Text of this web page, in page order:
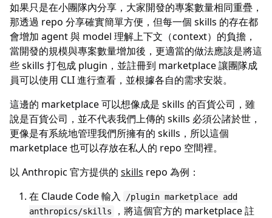
如果只是在小團隊內分享，大家開發的專案數量相同重疊，
那透過 repo 分享確實簡單方便，但每一個 skills 的存在都
會增加 agent 與 model 理解上下文（context）的負擔，
當開發的規模與專案數量增加後，更適當的做法應該是將這
些 skills 打包成 plugin，並註冊到 marketplace 讓團隊成
員可以使用 CLI 進行查看，並根據各自的需求安裝。
這邊的 marketplace 可以想像成是 skills 的百貨公司，雖
說是百貨公司，並不代表我們上傳的 skills 必須公諸於世，
更像是有系統地管理我們所擁有的 skills，所以這個
marketplace 也可以存放在私人的 repo 空間裡。
以 Anthropic 官方提供的 skills repo 為例：
在 Claude Code 輸入
/plugin marketplace add
anthropics/skills
，將這個官方的 marketplace 註